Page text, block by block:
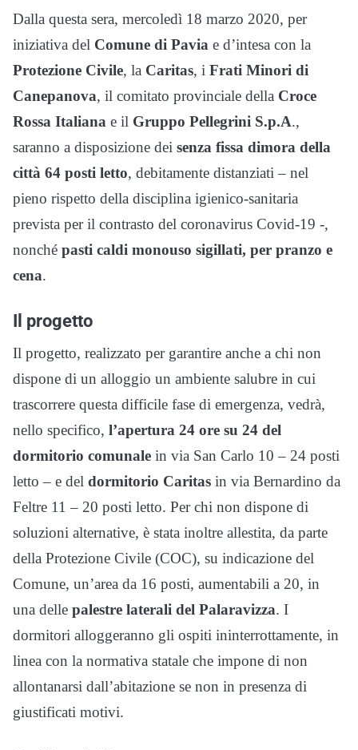
Dalla questa sera, mercoledì 18 marzo 2020, per
iniziativa del Comune di Pavia e d’intesa con la
Protezione Civile, la Caritas, i Frati Minori di
Canepanova, il comitato provinciale della Croce
Rossa Italiana e il Gruppo Pellegrini S.p.A.,
saranno a disposizione dei senza fissa dimora della
città 64 posti letto, debitamente distanziati – nel
pieno rispetto della disciplina igienico-sanitaria
prevista per il contrasto del coronavirus Covid-19 -,
nonché pasti caldi monouso sigillati, per pranzo e
cena.
Il progetto
Il progetto, realizzato per garantire anche a chi non
dispone di un alloggio un ambiente salubre in cui
trascorrere questa difficile fase di emergenza, vedrà,
nello specifico, l’apertura 24 ore su 24 del
dormitorio comunale in via San Carlo 10 – 24 posti
letto – e del dormitorio Caritas in via Bernardino da
Feltre 11 – 20 posti letto. Per chi non dispone di
soluzioni alternative, è stata inoltre allestita, da parte
della Protezione Civile (COC), su indicazione del
Comune, un’area da 16 posti, aumentabili a 20, in
una delle palestre laterali del Palaravizza. I
dormitori alloggeranno gli ospiti ininterrottamente, in
linea con la normativa statale che impone di non
allontanarsi dall’abitazione se non in presenza di
giustificati motivi.